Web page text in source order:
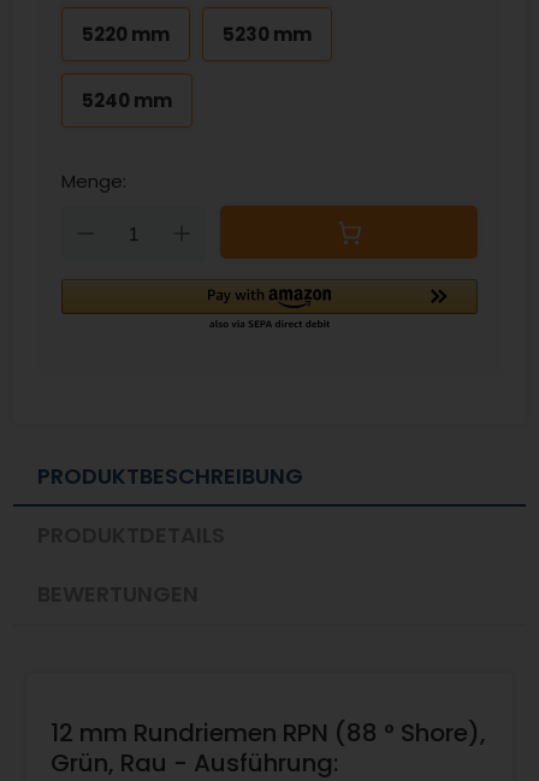
5220 mm 5230 mm
5240 mm
Menge:
Down
PRODUKTBESCHREIBUNG
12 mm Rundriemen RPN (88 ° Shore),
Grün, Rau - Ausführung: